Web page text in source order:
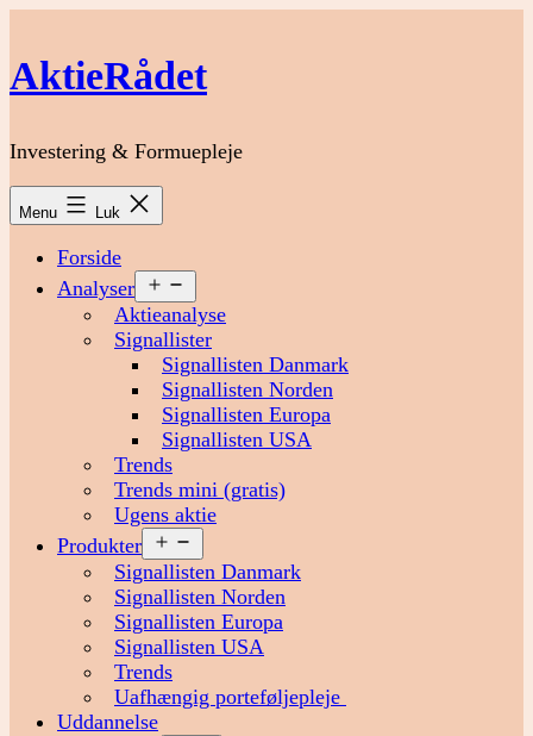
indhold
AktieRådet
Investering & Formuepleje
Menu Luk
Forside
Analyser
menu
Aktieanalyse
Signallister
Signallisten Danmark
Signallisten Norden
Signallisten Europa
Signallisten USA
Trends
Trends mini (gratis)
Ugens aktie
Produkter
menu
Signallisten Danmark
Signallisten Norden
Signallisten Europa
Signallisten USA
Trends
Uafhængig porteføljepleje
Uddannelse